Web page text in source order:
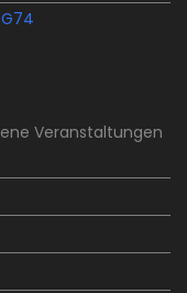
Veranstaltungen